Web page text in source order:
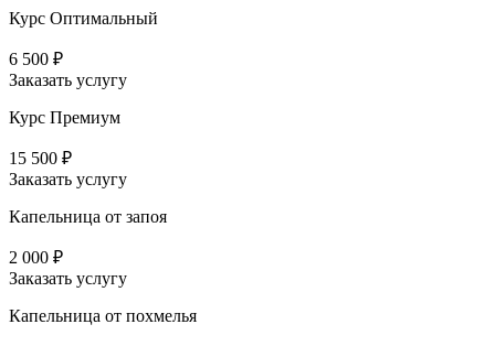
Курс Оптимальный
6 500 ₽
Заказать услугу
Курс Премиум
15 500 ₽
Заказать услугу
Капельница от запоя
2 000 ₽
Заказать услугу
Капельница от похмелья